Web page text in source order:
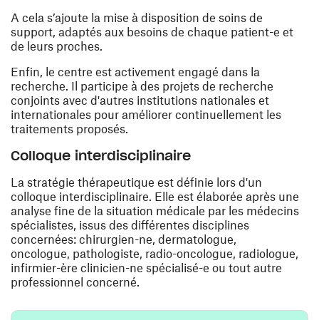
A cela s’ajoute la mise à disposition de soins de
support, adaptés aux besoins de chaque patient-e et
de leurs proches.
Enfin, le centre est activement engagé dans la
recherche. Il participe à des projets de recherche
conjoints avec d'autres institutions nationales et
internationales pour améliorer continuellement les
traitements proposés.
Colloque interdisciplinaire
La stratégie thérapeutique est définie lors d'un
colloque interdisciplinaire. Elle est élaborée après une
analyse fine de la situation médicale par les médecins
spécialistes, issus des différentes disciplines
concernées: chirurgien-ne, dermatologue,
oncologue, pathologiste, radio-oncologue, radiologue,
infirmier-ère clinicien-ne spécialisé-e ou tout autre
professionnel concerné.